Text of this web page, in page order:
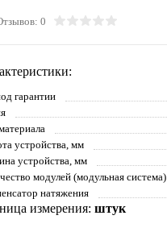
0
гарантии
устройства, мм
устройства, мм
модулей (модульная система)
натяжения
измерения: штук